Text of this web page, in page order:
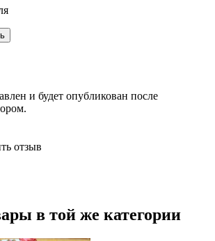
и будет опубликован после
отзыв
в той же категории